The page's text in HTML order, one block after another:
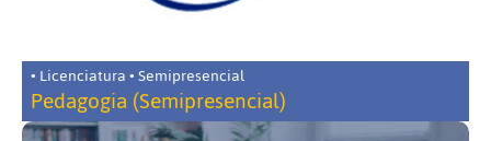
• Licenciatura • Semipresencial
Pedagogia (Semipresencial)